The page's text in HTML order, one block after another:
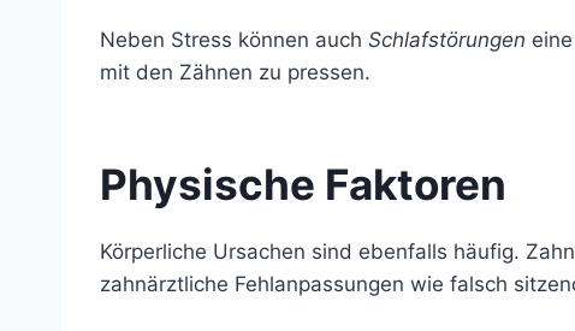
Neben Stress können auch Schlafstörungen
mit den Zähnen zu pressen.
Physische Faktoren
Körperliche Ursachen sind ebenfalls häufig.
zahnärztliche Fehlanpassungen wie falsch